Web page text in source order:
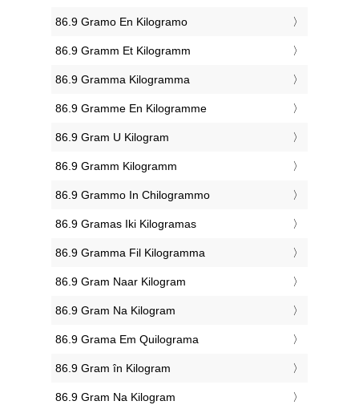
‎86.9 Gramo En Kilogramo
‎86.9 Gramm Et Kilogramm
‎86.9 Gramma Kilogramma
‎86.9 Gramme En Kilogramme
‎86.9 Gram U Kilogram
‎86.9 Gramm Kilogramm
‎86.9 Grammo In Chilogrammo
‎86.9 Gramas Iki Kilogramas
‎86.9 Gramma Fil Kilogramma
‎86.9 Gram Naar Kilogram
‎86.9 Gram Na Kilogram
‎86.9 Grama Em Quilograma
‎86.9 Gram în Kilogram
‎86.9 Gram Na Kilogram